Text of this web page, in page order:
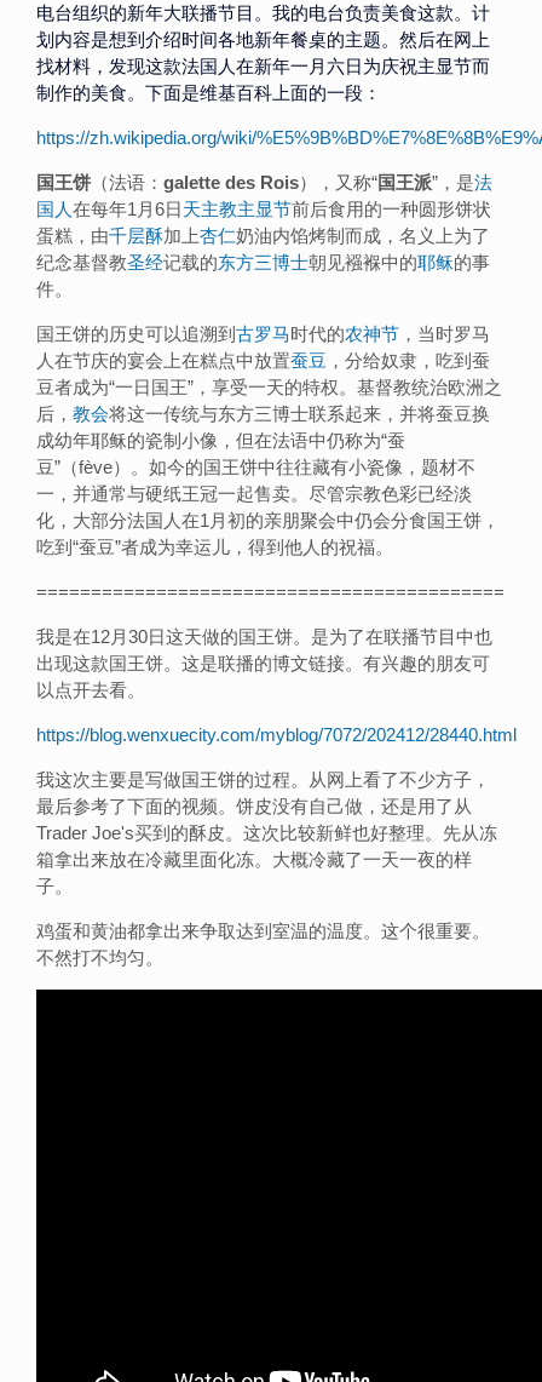
电台组织的新年大联播节目。我的电台负责美食这款。计
划内容是想到介绍时间各地新年餐桌的主题。然后在网上
找材料，发现这款法国人在新年一月六日为庆祝主显节而
制作的美食。下面是维基百科上面的一段：
https://zh.wikipedia.org/wiki/
国王饼 （法语： galette des Rois），又称“国王派”，是法
国人在每年1月6日天主教主显节前后食用的一种圆形饼状
蛋糕，由千层酥加上杏仁奶油内馅烤制而成，名义上为了
纪念基督教圣经记载的东方三博士朝见襁褓中的耶稣的事
件。
国王饼的历史可以追溯到 古罗马时代的农神节 ，当时罗马
人在节庆的宴会上在糕点中放置蚕豆 ，分给奴隶，吃到蚕
豆者成为“一日国王”，享受一天的特权。基督教统治欧洲之
后， 教会将这一传统与东方三博士联系起来，并将蚕豆换
成幼年耶稣的瓷制小像，但在法语中仍称为“蚕
豆”（fève）。如今的国王饼中往往藏有小瓷像，题材不
一，并通常与硬纸王冠一起售卖。尽管宗教色彩已经淡
化，大部分法国人在1月初的亲朋聚会中仍会分食国王饼，
吃到“蚕豆”者成为幸运儿，得到他人的祝福。
===========================================
我是在12月30日这天做的国王饼。是为了在联播节目中也
出现这款国王饼。这是联播的博文链接。有兴趣的朋友可
以点开去看。
https://blog.wenxuecity.com/myblog/7072/202412/28440.html
我这次主要是写做国王饼的过程。从网上看了不少方子，
最后参考了下面的视频。饼皮没有自己做，还是用了从
Trader Joe's买到的酥皮。这次比较新鲜也好整理。先从冻
箱拿出来放在冷藏里面化冻。大概冷藏了一天一夜的样
子。
鸡蛋和黄油都拿出来争取达到室温的温度。这个很重要。
不然打不均匀。